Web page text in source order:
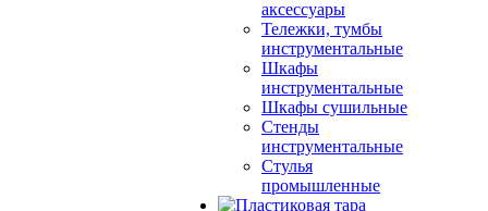
аксессуары
Тележки, тумбы
инструментальные
Шкафы
инструментальные
Шкафы сушильные
Стенды
инструментальные
Cтулья
промышленные